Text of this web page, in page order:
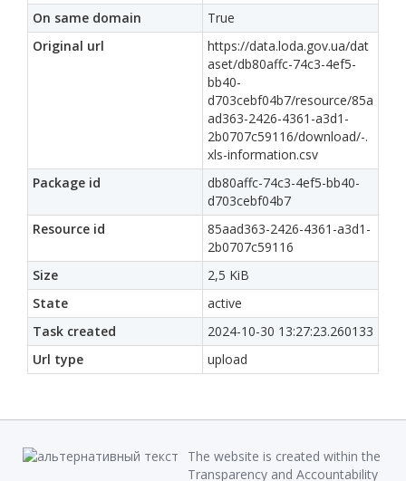
On same domain
True
Original url
https://data.loda.gov.ua/dat
aset/db80affc-74c3-4ef5-
bb40-
d703cebf04b7/resource/85a
ad363-2426-4361-a3d1-
2b0707c59116/download/-.
xls-information.csv
Package id
db80affc-74c3-4ef5-bb40-
d703cebf04b7
Resource id
85aad363-2426-4361-a3d1-
2b0707c59116
Size
2,5 KiB
State
active
Task created
2024-10-30 13:27:23.260133
Url type
upload
The website is created within the
Transparency and Accountability